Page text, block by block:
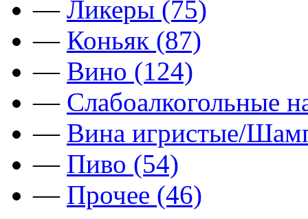
— Ликеры (75)
— Коньяк (87)
— Вино (124)
— Слабоалкогольные
— Вина игристые/
— Пиво (54)
— Прочее (46)